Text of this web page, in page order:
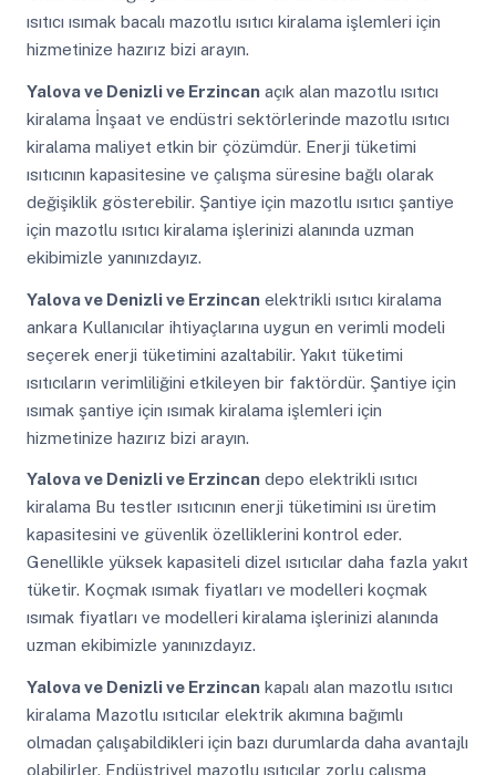
ısıtıcı ısımak bacalı mazotlu ısıtıcı kiralama işlemleri için
hizmetinize hazırız bizi arayın.
Yalova ve Denizli ve Erzincanaçık alan mazotlu ısıtıcı
kiralama İnşaat ve endüstri sektörlerinde mazotlu ısıtıcı
kiralama maliyet etkin bir çözümdür. Enerji tüketimi
ısıtıcının kapasitesine ve çalışma süresine bağlı olarak
değişiklik gösterebilir. Şantiye için mazotlu ısıtıcı şantiye
için mazotlu ısıtıcı kiralama işlerinizi alanında uzman
ekibimizle yanınızdayız.
Yalova ve Denizli ve Erzincanelektrikli ısıtıcı kiralama
ankara Kullanıcılar ihtiyaçlarına uygun en verimli modeli
seçerek enerji tüketimini azaltabilir. Yakıt tüketimi
ısıtıcıların verimliliğini etkileyen bir faktördür. Şantiye için
ısımak şantiye için ısımak kiralama işlemleri için
hizmetinize hazırız bizi arayın.
Yalova ve Denizli ve Erzincandepo elektrikli ısıtıcı
kiralama Bu testler ısıtıcının enerji tüketimini ısı üretim
kapasitesini ve güvenlik özelliklerini kontrol eder.
Genellikle yüksek kapasiteli dizel ısıtıcılar daha fazla yakıt
tüketir. Koçmak ısımak fiyatları ve modelleri koçmak
ısımak fiyatları ve modelleri kiralama işlerinizi alanında
uzman ekibimizle yanınızdayız.
Yalova ve Denizli ve Erzincankapalı alan mazotlu ısıtıcı
kiralama Mazotlu ısıtıcılar elektrik akımına bağımlı
olmadan çalışabildikleri için bazı durumlarda daha avantajlı
olabilirler. Endüstriyel mazotlu ısıtıcılar zorlu çalışma